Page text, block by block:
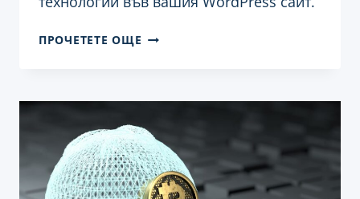
ПРОЧЕТЕТЕ ОЩЕ КАК
(VR)
И
ДОПЪЛНЕНА
РЕАЛНОСТ